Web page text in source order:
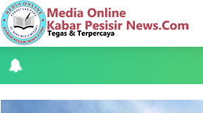
Apel Siaga Karhutla 2026 Digelar di